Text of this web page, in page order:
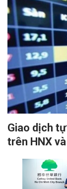
Giao dịch
trên HNX